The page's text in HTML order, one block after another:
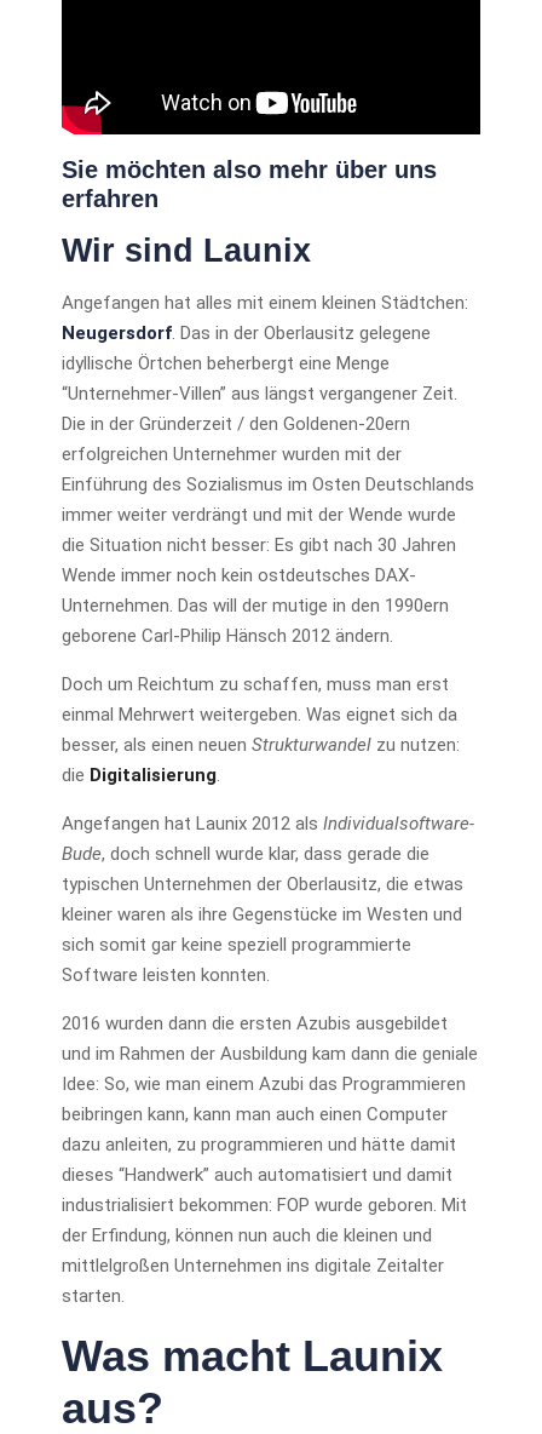
Sie möchten also mehr über uns
erfahren
Wir sind Launix
Angefangen hat alles mit einem kleinen Städtchen:
Neugersdorf. Das in der Oberlausitz gelegene
idyllische Örtchen beherbergt eine Menge
“Unternehmer-Villen” aus längst vergangener Zeit.
Die in der Gründerzeit / den Goldenen-20ern
erfolgreichen Unternehmer wurden mit der
Einführung des Sozialismus im Osten Deutschlands
immer weiter verdrängt und mit der Wende wurde
die Situation nicht besser: Es gibt nach 30 Jahren
Wende immer noch kein ostdeutsches DAX-
Unternehmen. Das will der mutige in den 1990ern
geborene Carl-Philip Hänsch 2012 ändern.
Doch um Reichtum zu schaffen, muss man erst
einmal Mehrwert weitergeben. Was eignet sich da
besser, als einen neuenStrukturwandel zu nutzen:
die Digitalisierung.
Angefangen hat Launix 2012 alsIndividualsoftware-
Bude, doch schnell wurde klar, dass gerade die
typischen Unternehmen der Oberlausitz, die etwas
kleiner waren als ihre Gegenstücke im Westen und
sich somit gar keine speziell programmierte
Software leisten konnten.
2016 wurden dann die ersten Azubis ausgebildet
und im Rahmen der Ausbildung kam dann die geniale
Idee: So, wie man einem Azubi das Programmieren
beibringen kann, kann man auch einen Computer
dazu anleiten, zu programmieren und hätte damit
dieses “Handwerk” auch automatisiert und damit
industrialisiert bekommen: FOP wurde geboren. Mit
der Erfindung, können nun auch die kleinen und
mittlelgroßen Unternehmen ins digitale Zeitalter
starten.
Was macht Launix
aus?